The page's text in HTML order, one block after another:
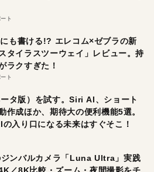
ト
も書ける!? エレコム×ゼブラの新
タイラスツーウェイ」レビュー。持
ラクすぎた！
ト
タ版）を試す。Siri AI、ショート
作成ほか、期待大の便利機能5選。
入り口になる未来はすぐそこ！
ンバルカメラ「Luna Ultra」実践
／8K比較・ズーム・夜間撮影をチ